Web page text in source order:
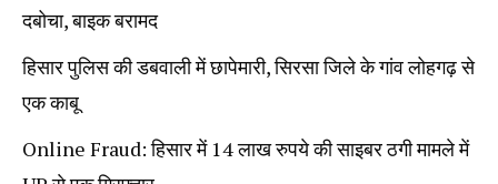
दबोचा, बाइक बरामद
हिसार पुलिस की डबवाली में छापेमारी, सिरसा जिले के गांव लोहगढ़ से
एक काबू
Online Fraud: हिसार में 14 लाख रुपये की साइबर ठगी मामले में